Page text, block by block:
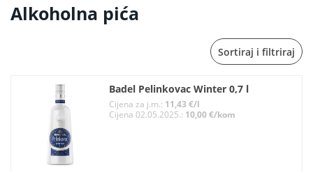
Alkoholna pića
Sortiraj i filtriraj
Badel Pelinkovac Winter 0,7 l
Cijena za j.m.: 11,43 €/l
Cijena 02.05.2025.: 10,00 €/kom